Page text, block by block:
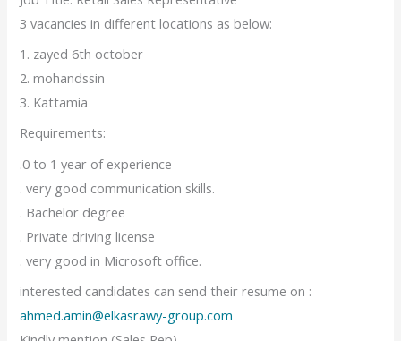
3 vacancies in different locations as below:
1. zayed 6th october
2. mohandssin
3. Kattamia
Requirements:
.0 to 1 year of experience
. very good communication skills.
. Bachelor degree
. Private driving license
. very good in Microsoft office.
interested candidates can send their resume on :
ahmed.amin@elkasrawy-group.com